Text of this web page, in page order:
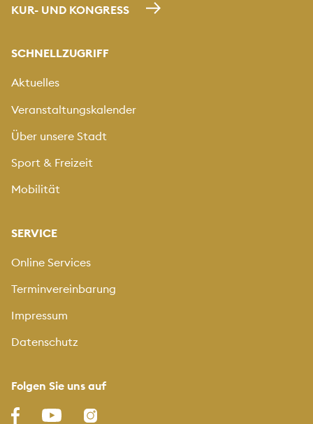
KUR- UND KONGRESS
SCHNELLZUGRIFF
Aktuelles
Veranstaltungskalender
Über unsere Stadt
Sport & Freizeit
Mobilität
SERVICE
Online Services
Terminvereinbarung
Impressum
Datenschutz
Folgen Sie uns auf